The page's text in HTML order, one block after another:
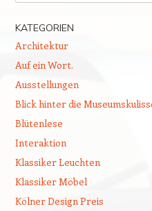
KATEGORIEN
Architektur
Auf ein Wort.
Ausstellungen
Blick hinter die
Blütenlese
Interaktion
Klassiker Leuchten
Klassiker Möbel
Kölner Design Preis